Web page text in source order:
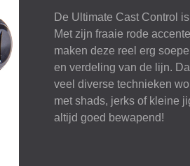
De Ultimate Cast Control
Met zijn fraaie rode
maken deze reel erg
en verdeling van de lijn.
veel diverse technieken
met shads, jerks of kleine
altijd goed bewapend!